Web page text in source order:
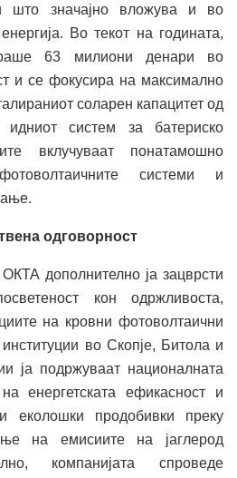
што значајно вложува и во
Во текот на годината,
63 милиони денари во
и се фокусира на максимално
соларен капацитет од
систем за батериско
вклучуваат понатамошно
системи и
одговорност
дополнително ја зацврсти
кон одржливоста,
на кровни фотоволтаични
во Скопје, Битола и
ја подржуваат националната
енергетската ефикасност и
еколошки продобивки преку
на емисиите на јаглерод
компанијата спроведе